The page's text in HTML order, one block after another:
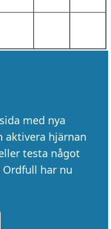
med nya
aktivera hjärnan
testa något
Ordfull har nu